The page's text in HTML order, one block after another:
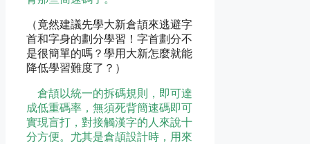
（竟然建議先學大新倉頡來逃避字
首和字身的劃分學習！字首劃分不
是很簡單的嗎？學用大新怎麼就能
降低學習難度了？）
倉頡以統一的拆碼規則，即可達
成低重碼率，無須死背簡速碼即可
實現盲打，對接觸漢字的人來說十
分方便。尤其是倉頡設計時，用來